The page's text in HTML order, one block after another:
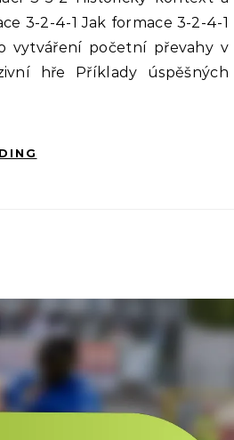
3-2-4-1 Jak formace 3-2-4-1
vytváření početní převahy v
hře Příklady úspěšných